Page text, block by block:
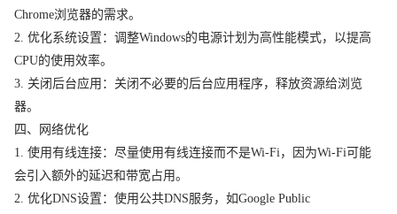
Chrome浏览器的需求。
2. 优化系统设置：调整Windows的电源计划为高性能模式，以提高
CPU的使用效率。
3. 关闭后台应用：关闭不必要的后台应用程序，释放资源给浏览
器。
四、网络优化
1. 使用有线连接：尽量使用有线连接而不是Wi-Fi，因为Wi-Fi可能
会引入额外的延迟和带宽占用。
2. 优化DNS设置：使用公共DNS服务，如Google Public